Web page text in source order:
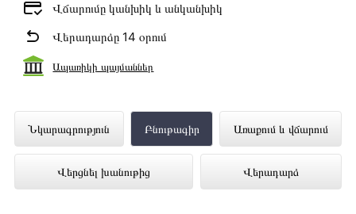
Վճարումը կանխիկ և անկանխիկ
Վերադարձը 14 օրում
Ապառիկի պայմաններ
Նկարագրություն Բնութագիր Առաքում և վճարում
Վերցնել խանութից Վերադարձ
Հեռուստացույց TOSHIBA 55C350ME
ներկայացված է Technomix առցանց
խանութում լավագույն գնով 299 000 դրամ